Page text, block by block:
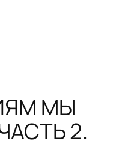
МЫ
2.